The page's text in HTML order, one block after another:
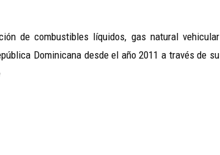
de combustibles líquidos, gas natural vehicular
Dominicana desde el año 2011 a través de su